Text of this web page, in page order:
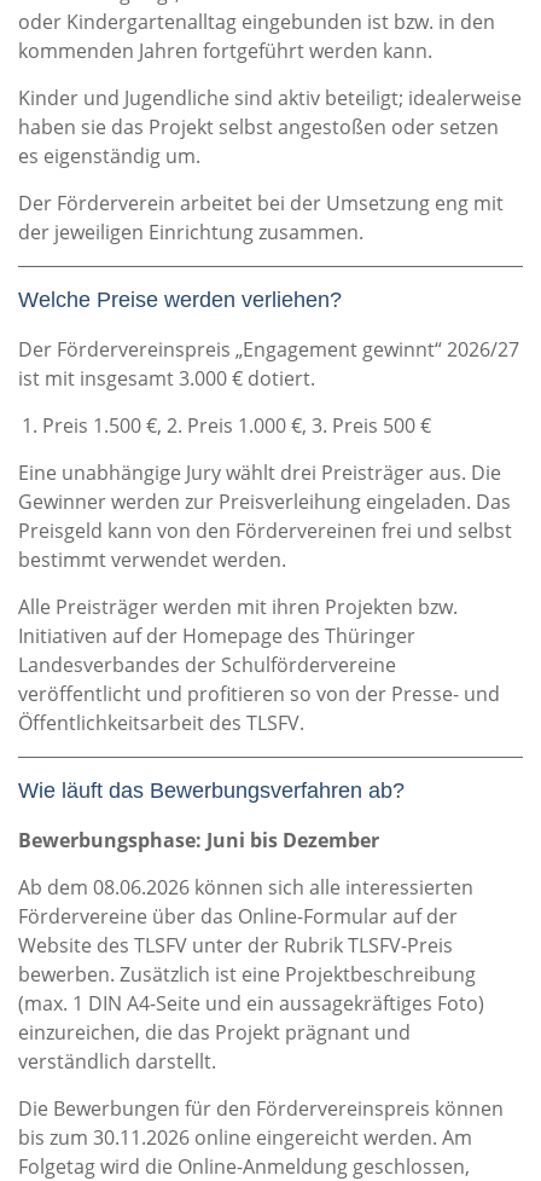
oder Kindergartenalltag eingebunden ist bzw. in den
kommenden Jahren fortgeführt werden kann.
Kinder und Jugendliche sind aktiv beteiligt; idealerweise
haben sie das Projekt selbst angestoßen oder setzen
es eigenständig um.
Der Förderverein arbeitet bei der Umsetzung eng mit
der jeweiligen Einrichtung zusammen.
Welche Preise werden verliehen?
Der Fördervereinspreis „Engagement gewinnt“ 2026/27
ist mit insgesamt 3.000 € dotiert.
Preis 1.500 €, 2. Preis 1.000 €, 3. Preis 500 €
Eine unabhängige Jury wählt drei Preisträger aus. Die
Gewinner werden zur Preisverleihung eingeladen. Das
Preisgeld kann von den Fördervereinen frei und selbst
bestimmt verwendet werden.
Alle Preisträger werden mit ihren Projekten bzw.
Initiativen auf der Homepage des Thüringer
Landesverbandes der Schulfördervereine
veröffentlicht und profitieren so von der Presse- und
Öffentlichkeitsarbeit des TLSFV.
Wie läuft das Bewerbungsverfahren ab?
Bewerbungsphase: Juni bis Dezember
Ab dem 08.06.2026 können sich alle interessierten
Fördervereine über das Online-Formular auf der
Website des TLSFV unter der Rubrik TLSFV-Preis
bewerben. Zusätzlich ist eine Projektbeschreibung
(max. 1 DIN A4-Seite und ein aussagekräftiges Foto)
einzureichen, die das Projekt prägnant und
verständlich darstellt.
Die Bewerbungen für den Fördervereinspreis können
bis zum 30.11.2026 online eingereicht werden. Am
Folgetag wird die Online-Anmeldung geschlossen,